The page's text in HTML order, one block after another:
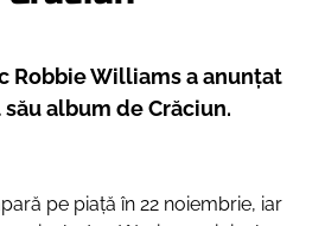
Robbie Williams a anunțat
album de Crăciun.
pe piață în 22 noiembrie, iar